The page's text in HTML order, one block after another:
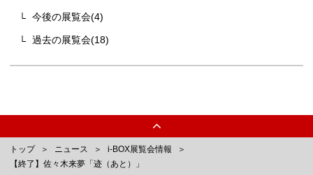
今後の展覧会(4)
過去の展覧会(18)
トップ ニュース
i-BOX展覧会情報
【終了】佐々木来夢「迹（あと）」